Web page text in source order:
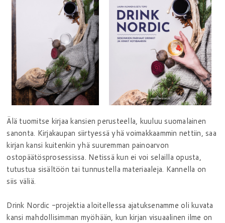
Älä tuomitse kirjaa kansien perusteella, kuuluu suomalainen
sanonta. Kirjakaupan siirtyessä yhä voimakkaammin nettiin, saa
kirjan kansi kuitenkin yhä suuremman painoarvon
ostopäätösprosessissa. Netissä kun ei voi selailla opusta,
tutustua sisältöön tai tunnustella materiaaleja. Kannella on
siis väliä.
Drink Nordic -projektia aloitellessa ajatuksenamme oli kuvata
kansi mahdollisimman myöhään, kun kirjan visuaalinen ilme on